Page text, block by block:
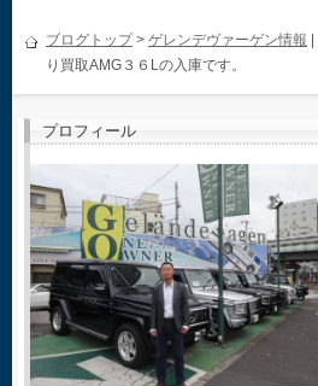
ブログトップ> ゲレンデヴァーゲン情報
り買取AMG３６Lの入庫です。
プロフィール